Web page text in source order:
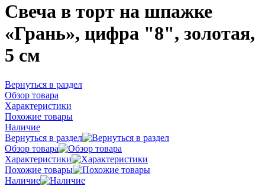
Свеча в торт на шпажке
«‎Грань», цифра "8", золотая,
5 см
Вернуться в раздел
Обзор товара
Характеристики
Похожие товары
Наличие
Вернуться в раздел
Обзор товара
Характеристики
Похожие товары
Наличие